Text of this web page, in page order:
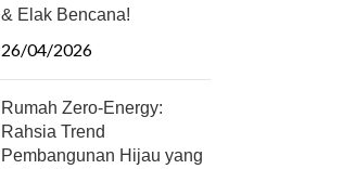
& Elak Bencana!
26/04/2026
Rumah Zero-Energy:
Rahsia Trend
Pembangunan Hijau yang